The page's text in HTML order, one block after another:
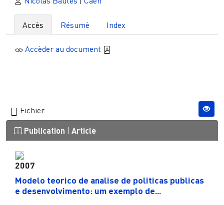
Accès Résumé Index
Accèder au document
Fichier
Publication Article
2007
Modelo teorico de analise de politicas publicas
e desenvolvimento: um exemplo de...